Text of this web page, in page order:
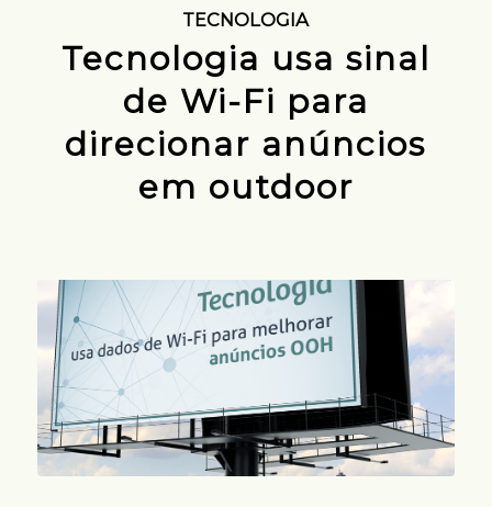
TECNOLOGIA
Tecnologia usa sinal
de Wi-Fi para
direcionar anúncios
em outdoor